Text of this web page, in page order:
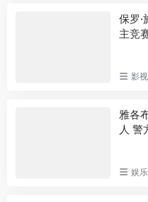
保罗
主竞
影
雅各
人 警
娱